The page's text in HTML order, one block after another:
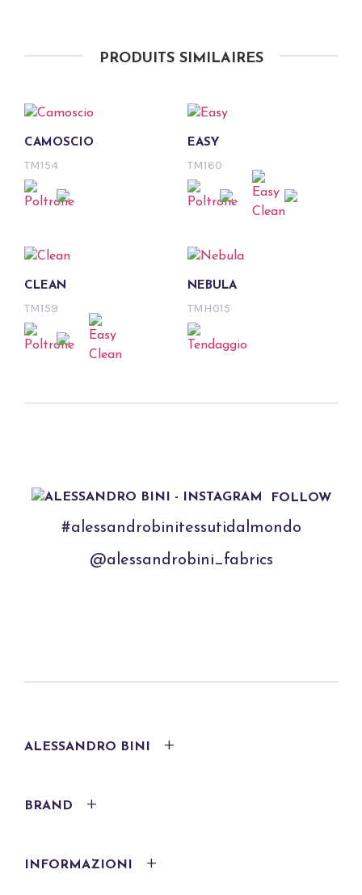
PRODUITS SIMILAIRES
CAMOSCIO
TM154
EASY
TM160
CLEAN
TM159
NEBULA
TMH015
FOLLOW
#alessandrobinitessutidalmondo
@alessandrobini_fabrics
ALESSANDRO BINI
BRAND
INFORMAZIONI